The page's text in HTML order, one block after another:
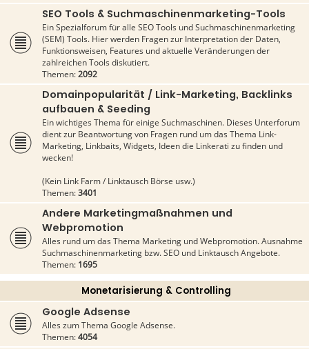
SEO Tools & Suchmaschinenmarketing-Tools
Ein Spezialforum für alle SEO Tools und Suchmaschinenmarketing
(SEM) Tools. Hier werden Fragen zur Interpretation der Daten,
Funktionsweisen, Features und aktuelle Veränderungen der
zahlreichen Tools diskutiert.
Themen:2092
Domainpopularität / Link-Marketing, Backlinks
aufbauen & Seeding
Ein wichtiges Thema für einige Suchmaschinen. Dieses Unterforum
dient zur Beantwortung von Fragen rund um das Thema Link-
Marketing, Linkbaits, Widgets, Ideen die Linkerati zu finden und
wecken!
(Kein Link Farm / Linktausch Börse usw.)
Themen:3401
Andere Marketingmaßnahmen und
Webpromotion
Alles rund um das Thema Marketing und Webpromotion. Ausnahme
Suchmaschinenmarketing bzw. SEO und Linktausch Angebote.
Themen: 1695
Monetarisierung & Controlling
Google Adsense
Alles zum Thema Google Adsense.
Themen:4054